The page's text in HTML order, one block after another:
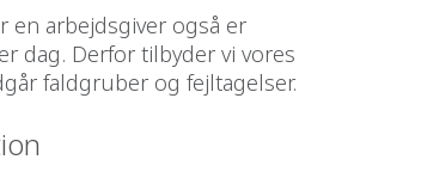
en arbejdsgiver også er
dag. Derfor tilbyder vi vores
faldgruber og fejltagelser.